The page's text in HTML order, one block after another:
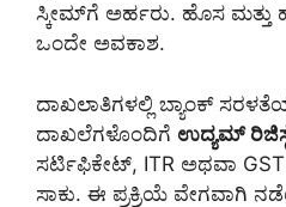
ಸ್ಕೀಮ್‌ಗೆ ಅರ್ಹರು. ಹೊಸ
ಒಂದೇ ಅವಕಾಶ.
ದಾಖಲಾತಿಗಳಲ್ಲಿ ಬ್ಯಾಂಕ್
ದಾಖಲೆಗಳೊಂದಿಗೆ ಉದ್ಯಮ್
ಸರ್ಟಿಫಿಕೇಟ್, ITR ಅಥವಾ GST
ಸಾಕು. ಈ ಪ್ರಕ್ರಿಯೆ ವೇಗವಾಗಿ